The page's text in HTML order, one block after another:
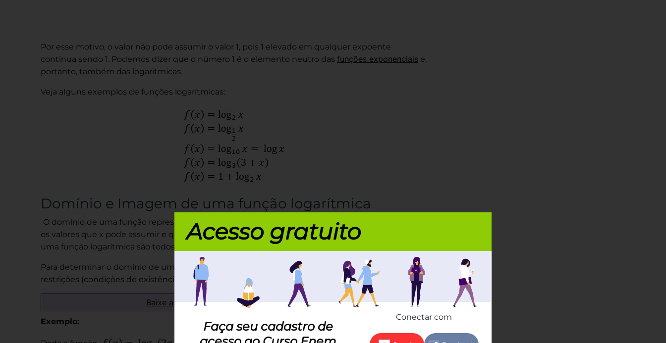
Por esse motivo, o valor não pode assumir o valor 1, pois 1 elevado em qualquer expoente
continua sendo 1. Podemos dizer que o número 1 é o elemento neutro das funções exponenciais e,
portanto, também das logarítmicas.
Veja alguns exemplos de funções logarítmicas:
Domínio e Imagem de uma função logarítmica
O domínio de uma função representa os valores de x onde a função é definida. Ou seja, são todos
os valores que x pode assumir e que resultam em um valor real para a função. Já a imagem de
uma função logarítmica são todos os números reais.
Para determinar o domínio de uma função logarítmica, é preciso levar em consideração as
restrições (condições de existência) dos logaritmos.
Baixe as provas de todas as edições do Enem!
Exemplo:
Acesso gratuito
Faça seu cadastro de
Conectar com